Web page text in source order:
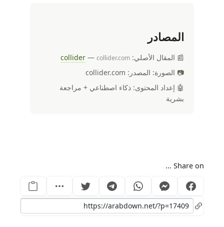
المصادر
📰 المقال الأصلي: collider — collider.com
📷 الصورة: المصدر: collider.com
🤖 إعداد المحتوى: ذكاء اصطناعي + مراجعة
بشرية
Share on ...